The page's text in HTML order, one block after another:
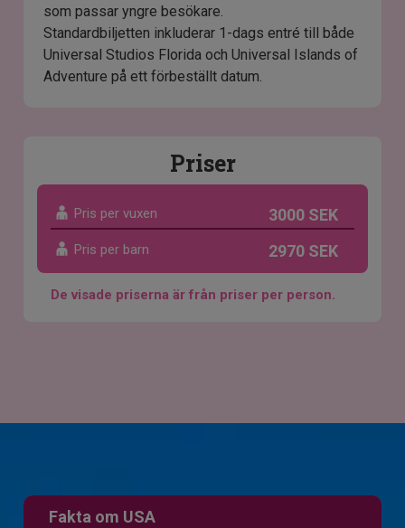
som passar yngre besökare.
Standardbiljetten inkluderar 1-dags entré till både
Universal Studios Florida och Universal Islands of
Adventure på ett förbeställt datum.
Priser
Pris per vuxen 3000 SEK
Pris per barn 2970 SEK
De visade priserna är från priser per person.
Fakta om USA